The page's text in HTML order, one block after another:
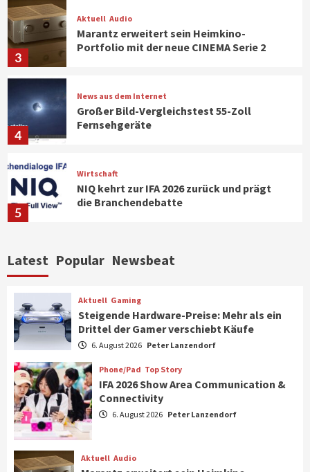
3
Aktuell Audio
Marantz erweitert sein Heimkino-
Portfolio mit der neue CINEMA Serie 2
4
News aus dem Internet
Großer Bild-Vergleichstest 55-Zoll
Fernsehgeräte
5
Wirtschaft
NIQ kehrt zur IFA 2026 zurück und prägt
die Branchendebatte
6
CHERRY baut Vertriebsteam in
7
Smart Living Top Story
Verbraucher setzen immer mehr auf
1
Aktuell
Steigende Hardware-Preise: Mehr als ein
Drittel der Gamer verschiebt Käufe
Latest Popular Newsbeat
Aktuell Gaming
Steigende Hardware-Preise: Mehr als ein
Drittel der Gamer verschiebt Käufe
6. August 2026 Peter Lanzendorf
Phone/Pad Top Story
IFA 2026 Show Area Communication &
Connectivity
6. August 2026 Peter Lanzendorf
Aktuell Audio